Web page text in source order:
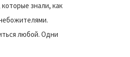
знали, как
любой. Одни